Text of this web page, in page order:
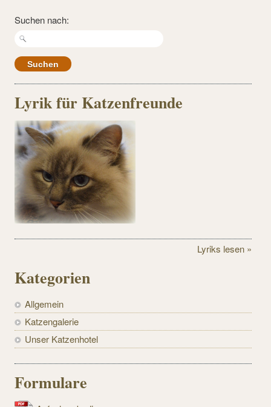
Suchen nach:
Lyrik für Katzenfreunde
Lyriks lesen »
Kategorien
Allgemein
Katzengalerie
Unser Katzenhotel
Formulare